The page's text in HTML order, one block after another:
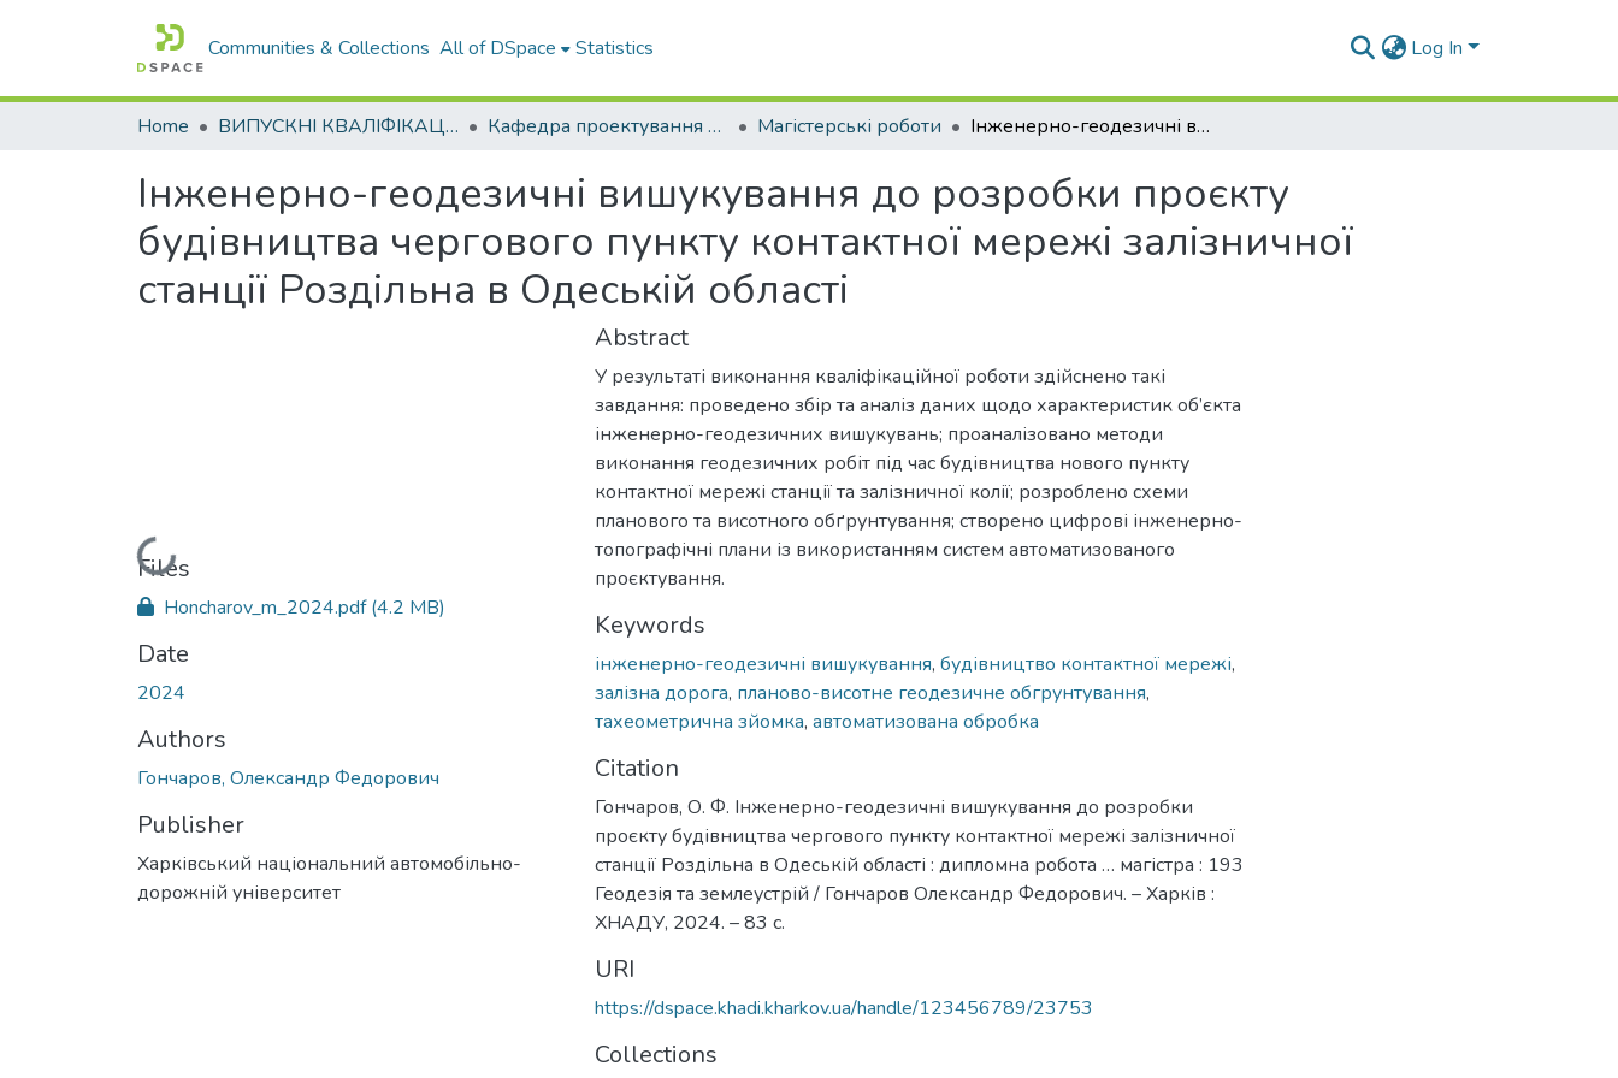
Communities & Collections All of DSpace Statistics Log In
Home ВИПУСКНІ КВАЛІФІКАЦІЙНІ РОБОТИ Кафедра проектування доріг, геодезії і землеустрою Магістерські роботи Інженерно-геодезичні вишукування до розробки проєкту будівництва чергового пункту контактної мережі залізничної станції Роздільна в Одеській області
Інженерно-геодезичні вишукування до розробки проєкту
будівництва чергового пункту контактної мережі залізничної
станції Роздільна в Одеській області
Loading...
Files
Honcharov_m_2024.pdf(4.2 MB)
Date
2024
Authors
Гончаров, Олександр Федорович
Publisher
Харківський національний автомобільно-
дорожній університет
Abstract
У результаті виконання кваліфікаційної роботи здійснено такі
завдання: проведено збір та аналіз даних щодо характеристик об’єкта
інженерно-геодезичних вишукувань; проаналізовано методи
виконання геодезичних робіт під час будівництва нового пункту
контактної мережі станції та залізничної колії; розроблено схеми
планового та висотного обґрунтування; створено цифрові інженерно-
топографічні плани із використанням систем автоматизованого
проєктування.
Keywords
інженерно-геодезичні вишукування, будівництво контактної мережі,
залізна дорога, планово-висотне геодезичне обгрунтування,
тахеометрична зйомка, автоматизована обробка
Citation
Гончаров, О. Ф. Інженерно-геодезичні вишукування до розробки
проєкту будівництва чергового пункту контактної мережі залізничної
станції Роздільна в Одеській області : дипломна робота … магістра : 193
Геодезія та землеустрій / Гончаров Олександр Федорович. – Харків :
ХНАДУ, 2024. – 83 с.
URI
https://dspace.khadi.kharkov.ua/handle/123456789/23753
Collections